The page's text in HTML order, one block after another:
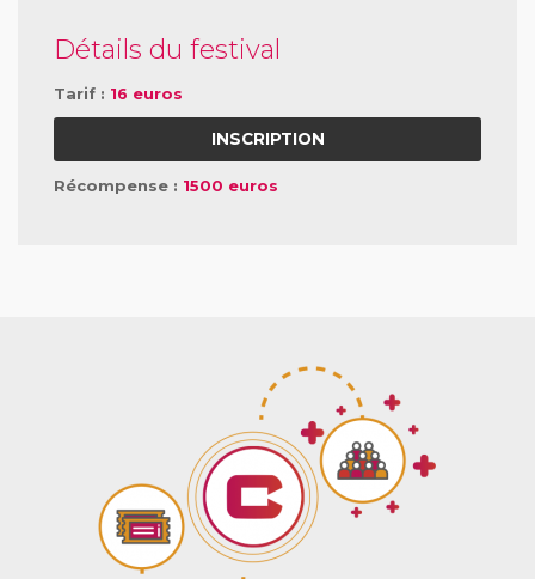
Détails du festival
Tarif : 16 euros
INSCRIPTION
Récompense : 1500 euros